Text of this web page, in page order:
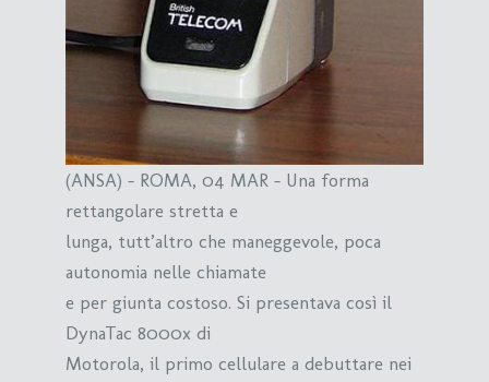
(ANSA) – ROMA, 04 MAR – Una forma
rettangolare stretta e
lunga, tutt’altro che maneggevole, poca
autonomia nelle chiamate
e per giunta costoso. Si presentava così il
DynaTac 8000x di
Motorola, il primo cellulare a debuttare nei